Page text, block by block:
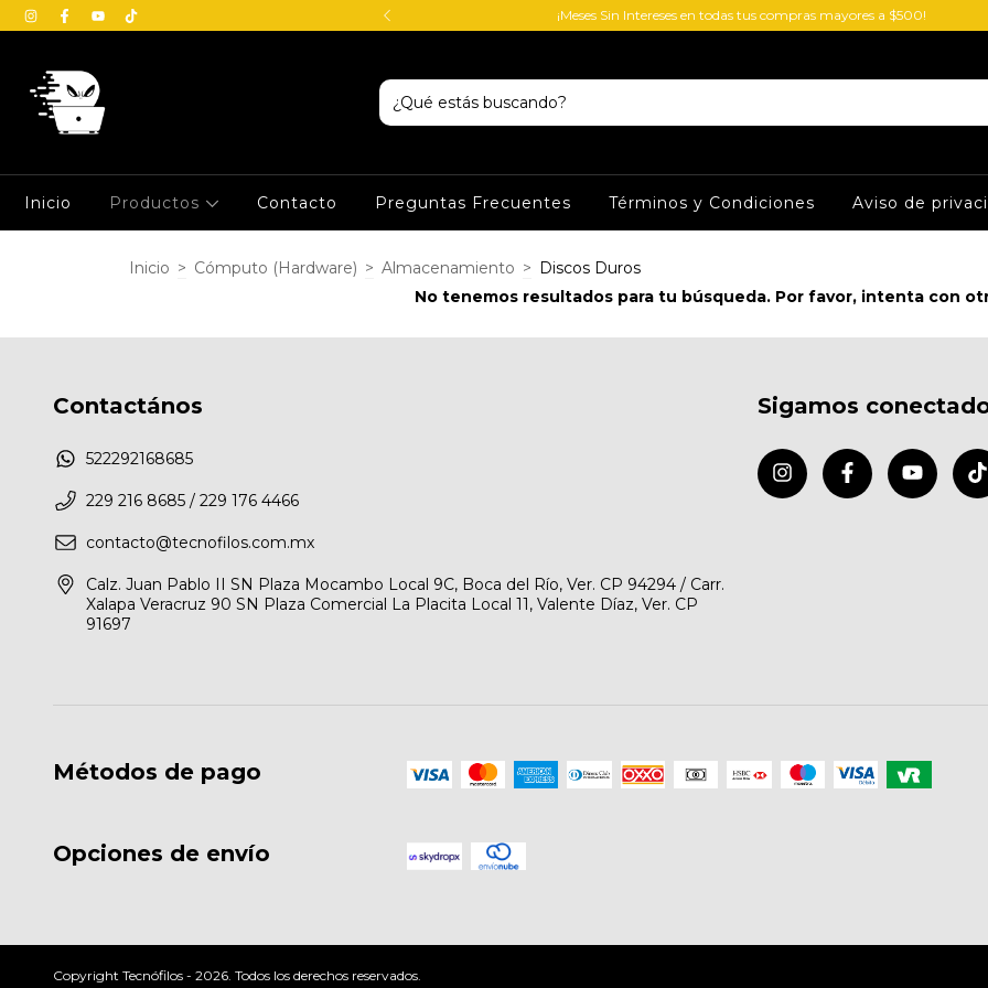
en Veracruz - Boca del Río ¡Meses Sin Intereses en todas tus compras mayores a $500!
Inicio Productos Contacto Preguntas Frecuentes Términos y Condiciones Aviso de
Inicio > Cómputo (Hardware) > Almacenamiento > Discos Duros
No tenemos resultados para tu búsqueda. Por favor, intenta con
Contactános
522292168685
229 216 8685 / 229 176 4466
contacto@tecnofilos.com.mx
Calz. Juan Pablo II SN Plaza Mocambo Local 9C, Boca del Río, Ver. CP 94294 / Carr.
Xalapa Veracruz 90 SN Plaza Comercial La Placita Local 11, Valente Díaz, Ver. CP
91697
Sigamos
Métodos de pago
Opciones de envío
Copyright Tecnófilos - 2026. Todos los derechos reservados.